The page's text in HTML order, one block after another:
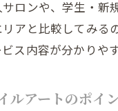
ロンや、学生・
アと比較してみる
ス内容が分かりや
ルアートのポイ